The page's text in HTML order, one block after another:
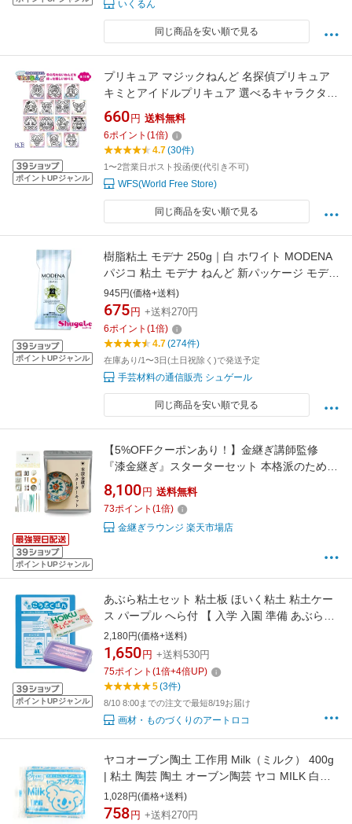
いくるん
同じ商品を安い順で見る
ポイントUPジャンル
プリキュア マジックねんど 名探偵プリキュア
キミとアイドルプリキュア 選べるキャラクター
知育 おもちゃ 工作 粘土 代引不可商品
660 円 送料無料
6ポイント (1倍)
4.7(30件)
1〜2営業日ポスト投函便(代引き不可)
WFS(World Free Store)
同じ商品を安い順で見る
ポイントUPジャンル
樹脂粘土 モデナ 250g｜白 ホワイト MODENA
パジコ 粘土 モデナ ねんど 新パッケージ モデナ
パジコ 樹脂粘土 粘土細工 ねんど フェイクスイ
ーツ 人形 透明 趣味悠々 楽天
945円(価格+送料)
675 円 +送料270円
6ポイント (1倍)
4.7(274件)
在庫あり/1〜3日(土日祝除く)で発送予定
手芸材料の通信販売 シュゲール
同じ商品を安い順で見る
ポイントUPジャンル
【5%OFFクーポンあり！】金継ぎ講師監修
『漆金継ぎ』スターターセット 本格派のための
天然漆入り・高品質筆・安心マニュアル付き・
天然漆使用・金粉入り｜初心者でも本格的な金
継ぎが楽しめる安心のフルセット
8,100 円 送料無料
73ポイント (1倍)
金継ぎラウンジ 楽天市場店
ポイントUPジャンル
あぶら粘土セット 粘土板 ほいく粘土 粘土ケー
ス パープル へら付 【 入学 入園 準備 あぶらね
んど 粘土セット 小学校 幼稚園 保育園 油粘土
】
2,180円(価格+送料)
1,650 円 +送料530円
75ポイント (1倍+4倍UP)
5(3件)
8/10 8:00までの注文で最短8/19お届け
画材・ものづくりのアートロコ
ヤコオーブン陶土 工作用 Milk（ミルク） 400g
| 粘土 陶芸 陶土 オーブン陶芸 ヤコ MILK 白い
陶土 白 白色 ホワイト手芸 手作り ハンドメイド
工作 夏休み 冬休み 子供 粘土 家庭用オーブン
1,028円(価格+送料)
758 円 +送料270円